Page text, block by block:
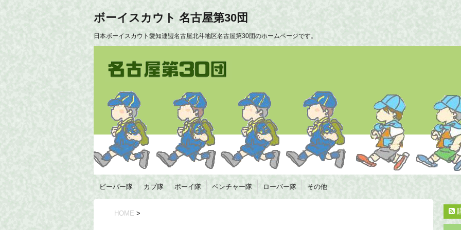
ボーイスカウト 名古屋第30団
日本ボーイスカウト愛知連盟名古屋北斗地区名古屋第30団のホームページです。
ビーバー隊 カブ隊 ボーイ隊 ベンチャー隊 ローバー隊 その他
HOME >